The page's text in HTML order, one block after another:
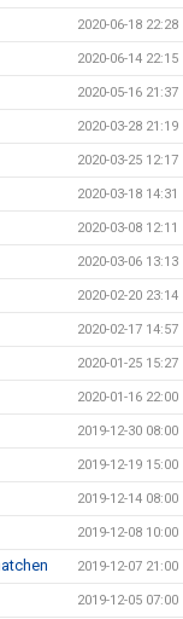
2020-06-18 22:28
2020-06-14 22:15
2020-05-16 21:37
2020-03-28 21:19
2020-03-25 12:17
2020-03-18 14:31
2020-03-08 12:11
2020-03-06 13:13
2020-02-20 23:14
2020-02-17 14:57
2020-01-25 15:27
2020-01-16 22:00
2019-12-30 08:00
2019-12-19 15:00
2019-12-14 08:00
2019-12-08 10:00
2019-12-07 21:00
2019-12-05 07:00